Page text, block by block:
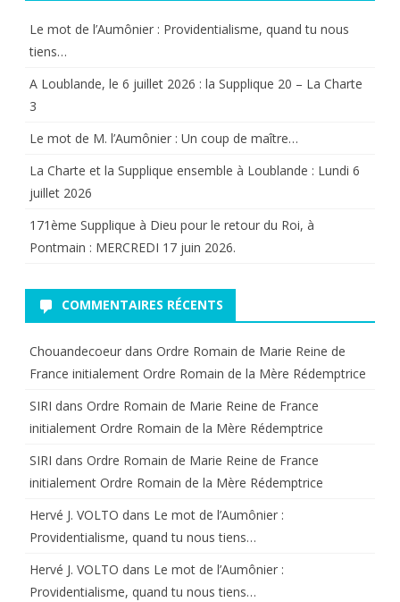
Le mot de l’Aumônier : Providentialisme, quand tu nous
tiens…
A Loublande, le 6 juillet 2026 : la Supplique 20 – La Charte
3
Le mot de M. l’Aumônier : Un coup de maître…
La Charte et la Supplique ensemble à Loublande : Lundi 6
juillet 2026
171ème Supplique à Dieu pour le retour du Roi, à
Pontmain : MERCREDI 17 juin 2026.
COMMENTAIRES RÉCENTS
Chouandecoeur dans Ordre Romain de Marie Reine de
France initialement Ordre Romain de la Mère Rédemptrice
SIRI dans Ordre Romain de Marie Reine de France
initialement Ordre Romain de la Mère Rédemptrice
SIRI dans Ordre Romain de Marie Reine de France
initialement Ordre Romain de la Mère Rédemptrice
Hervé J. VOLTO dans Le mot de l’Aumônier :
Providentialisme, quand tu nous tiens…
Hervé J. VOLTO dans Le mot de l’Aumônier :
Providentialisme, quand tu nous tiens…